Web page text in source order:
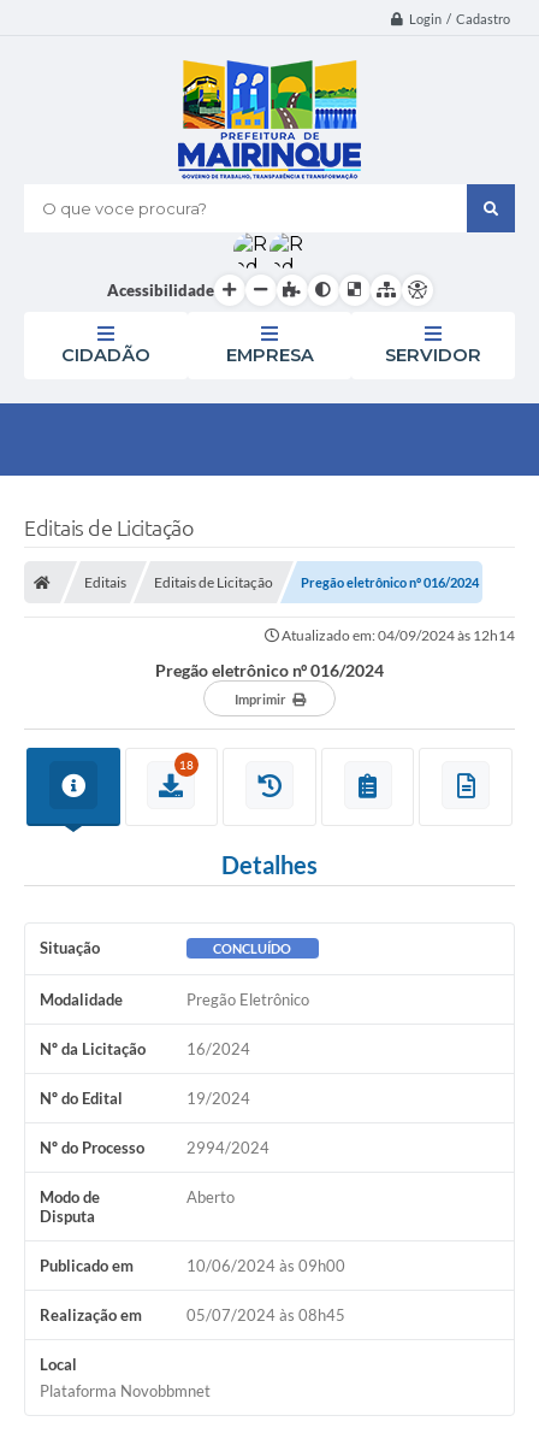
Login / Cadastro
O que voce procura?
Acessibilidade
CIDADÃO EMPRESA SERVIDOR
Editais de Licitação
Editais Editais de Licitação Pregão eletrônico nº 016/2024
Atualizado em: 04/09/2024 às 12h14
Pregão eletrônico nº 016/2024
Imprimir
18
Detalhes
Situação CONCLUÍDO
Modalidade Pregão Eletrônico
Nº da Licitação 16/2024
Nº do Edital 19/2024
Nº do Processo 2994/2024
Modo de
Disputa
Aberto
Publicado em 10/06/2024 às 09h00
Realização em 05/07/2024 às 08h45
Local
Plataforma Novobbmnet